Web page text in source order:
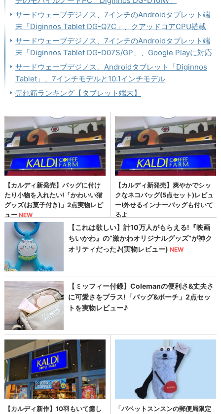
サードウェーブデジノス、7インチのAndroidタブレット端
末「Diginnos Tablet DG-Q7C」、クアッドコアCPU搭載
サードウェーブデジノス、7インチのAndroidタブレット端
末「Diginnos Tablet DG-D07S/GP」、Google Playに対応
サードウェーブデジノス、Androidタブレット「Diginnos
Tablet」、7インチモデルと10.1インチモデル
売れ筋ランキング【タブレット端末】